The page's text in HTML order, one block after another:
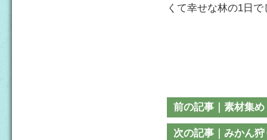
くて幸せな林の1日で
前の記事｜素材集め
次の記事｜みかん狩